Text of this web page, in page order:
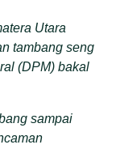
Utara
tambang seng
(DPM) bakal
sampai